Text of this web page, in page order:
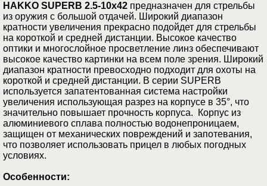
HAKKO SUPERB 2.5-10x42 предназначен для стрельбы
из оружия с большой отдачей. Широкий диапазон
кратности увеличения прекрасно подойдет для стрельбы
на короткой и средней дистанции. Высокое качество
оптики и многослойное просветление линз обеспечивают
высокое качество картинки на всем поле зрения. Широкий
диапазон кратности превосходно подходит для охоты на
короткой и средней дистанции. В серии SUPERB
используется запатентованная система настройки
увеличения использующая разрез на корпусе в 35°, что
значительно повышает прочность корпуса. Корпус из
алюминиевого сплава полностью водонепроницаем,
защищен от механических повреждений и запотевания,
что позволяет использовать прицел в любых погодных
условиях.
Особенности: